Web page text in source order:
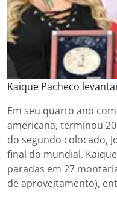
Kaique Pacheco
Em seu quarto ano
americana, terminou
do segundo colocado,
final do mundial.
paradas em 27
de aproveitamento),